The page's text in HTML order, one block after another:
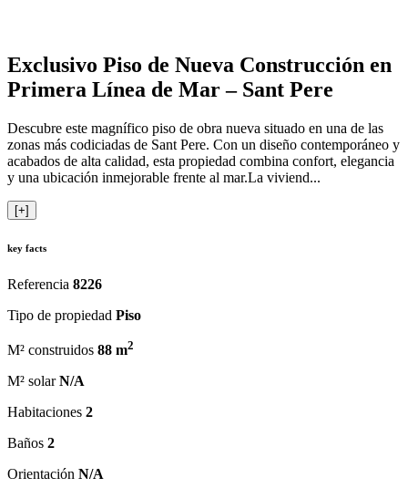
Exclusivo Piso de Nueva Construcción en
Primera Línea de Mar – Sant Pere
Descubre este magnífico piso de obra nueva situado en una de las
zonas más codiciadas de Sant Pere. Con un diseño contemporáneo y
acabados de alta calidad, esta propiedad combina confort, elegancia
y una ubicación inmejorable frente al mar.La viviend...
[+]
key facts
Referencia 8226
Tipo de propiedad Piso
M² construidos 88 m2
M² solar N/A
Habitaciones 2
Baños 2
Orientación N/A